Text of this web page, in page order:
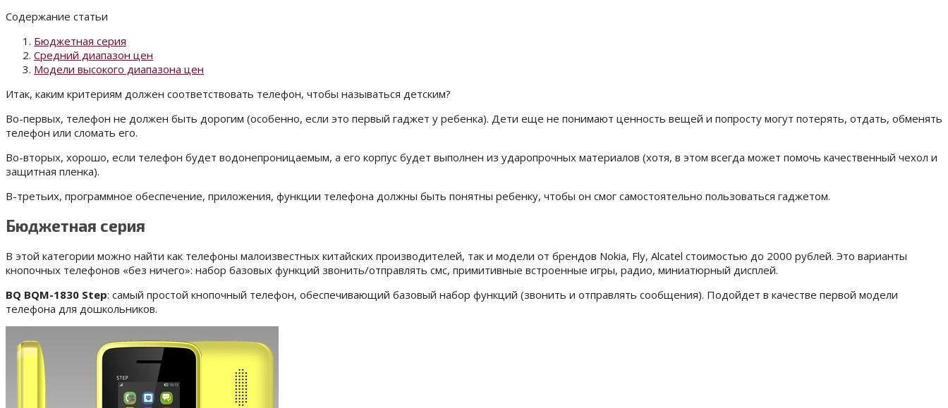
Содержание статьи
Бюджетная серия
Средний диапазон цен
Модели высокого диапазона цен
Итак, каким критериям должен соответствовать телефон, чтобы называться детским?
Во-первых, телефон не должен быть дорогим (особенно, если это первый гаджет у ребенка). Дети еще не понимают ценность вещей и попросту могут потерять, отдать, обменять
телефон или сломать его.
Во-вторых, хорошо, если телефон будет водонепроницаемым, а его корпус будет выполнен из ударопрочных материалов (хотя, в этом всегда может помочь качественный чехол и
защитная пленка).
В-третьих, программное обеспечение, приложения, функции телефона должны быть понятны ребенку, чтобы он смог самостоятельно пользоваться гаджетом.
Бюджетная серия
В этой категории можно найти как телефоны малоизвестных китайских производителей, так и модели от брендов Nokia, Fly, Alcatel стоимостью до 2000 рублей. Это варианты
кнопочных телефонов «без ничего»: набор базовых функций звонить/отправлять смс, примитивные встроенные игры, радио, миниатюрный дисплей.
BQ BQM-1830 Step: самый простой кнопочный телефон, обеспечивающий базовый набор функций (звонить и отправлять сообщения). Подойдет в качестве первой модели
телефона для дошкольников.